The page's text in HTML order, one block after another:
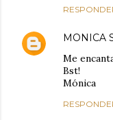
MONICA
Me
Bst!
Mónica